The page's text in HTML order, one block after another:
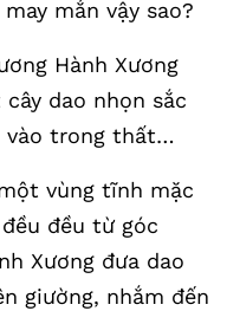
mắn vậy sao?
Hành Xương
dao nhọn sắc
vào trong thất…
vùng tĩnh mặc
đều từ góc
Xương đưa dao
giường, nhắm đến